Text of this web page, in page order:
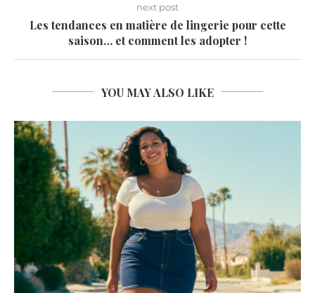
next post
Les tendances en matière de lingerie pour cette
saison… et comment les adopter !
YOU MAY ALSO LIKE